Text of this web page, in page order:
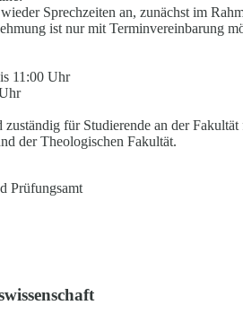
Sprechzeiten an, zunächst im
ist nur mit Terminvereinbarung
11:00 Uhr
für Studierende an der
der Theologischen Fakultät.
Prüfungsamt